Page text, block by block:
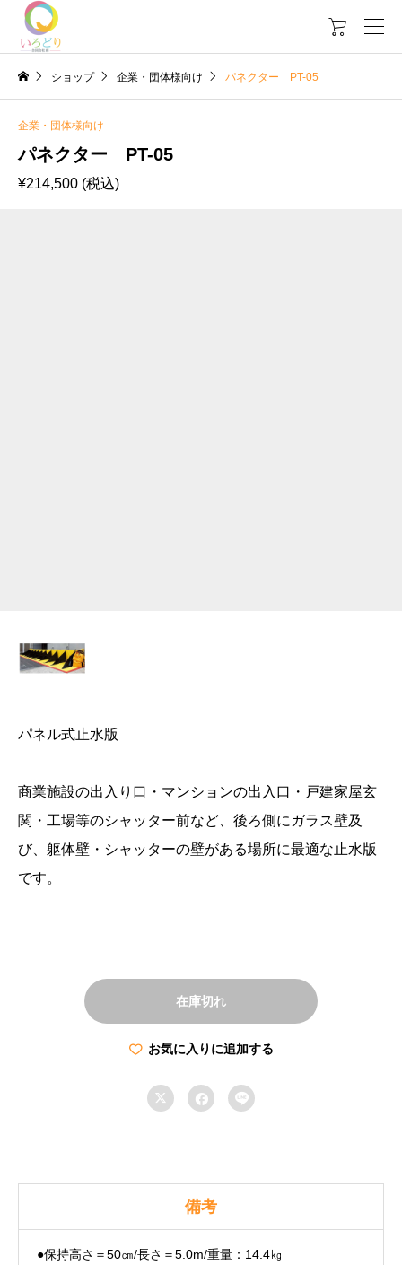

ショップ 企業・団体様向け パネクター PT-05
企業・団体様向け
パネクター PT-05
¥214,500 (税込)
パネル式止水版
商業施設の出入り口・マンションの出入口・戸建家屋玄
関・工場等のシャッター前など、後ろ側にガラス壁及
び、躯体壁・シャッターの壁がある場所に最適な止水版
です。
在庫切れ
お気に入りに追加する
  
備考
●保持高さ＝50㎝/長さ＝5.0m/重量：14.4㎏